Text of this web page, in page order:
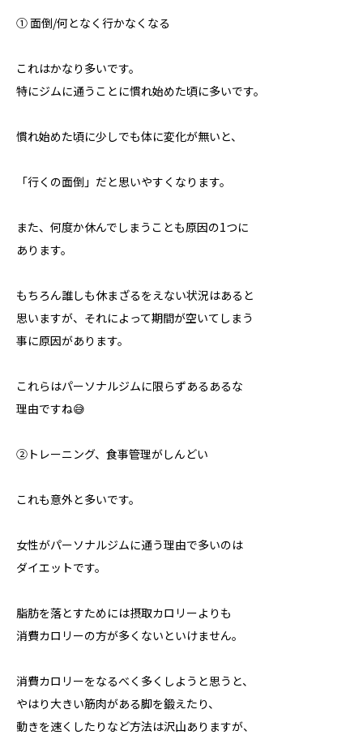
① 面倒/何となく行かなくなる
これはかなり多いです。
特にジムに通うことに慣れ始めた頃に多いです。
慣れ始めた頃に少しでも体に変化が無いと、
「行くの面倒」だと思いやすくなります。
また、何度か休んでしまうことも原因の1つに
あります。
もちろん誰しも休まざるをえない状況はあると
思いますが、それによって期間が空いてしまう
事に原因があります。
これらはパーソナルジムに限らずあるあるな
理由ですね😅
②トレーニング、食事管理がしんどい
これも意外と多いです。
女性がパーソナルジムに通う理由で多いのは
ダイエットです。
脂肪を落とすためには摂取カロリーよりも
消費カロリーの方が多くないといけません。
消費カロリーをなるべく多くしようと思うと、
やはり大きい筋肉がある脚を鍛えたり、
動きを速くしたりなど方法は沢山ありますが、